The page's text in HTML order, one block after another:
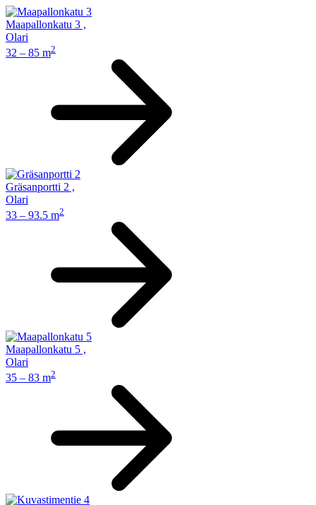
Maapallonkatu 3 ,
Olari
32 – 85 m2
Gräsanportti 2 ,
Olari
33 – 93.5 m2
Maapallonkatu 5 ,
Olari
35 – 83 m2